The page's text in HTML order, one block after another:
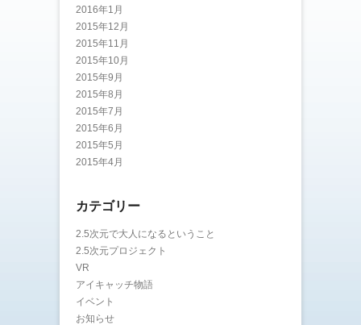
2016年1月
2015年12月
2015年11月
2015年10月
2015年9月
2015年8月
2015年7月
2015年6月
2015年5月
2015年4月
カテゴリー
2.5次元で大人になるということ
2.5次元プロジェクト
VR
アイキャッチ物語
イベント
お知らせ